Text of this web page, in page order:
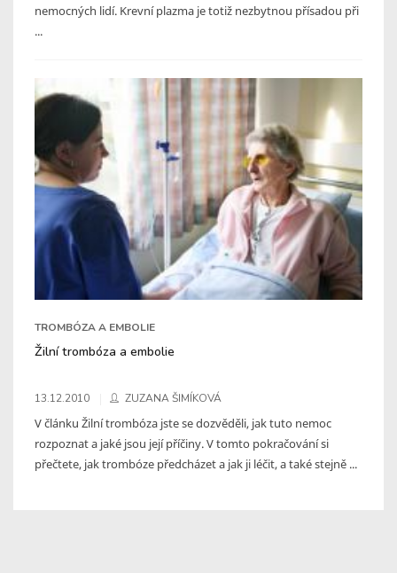
nemocných lidí. Krevní plazma je totiž nezbytnou přísadou při
...
TROMBÓZA A EMBOLIE
Žilní trombóza a embolie
13.12.2010 ZUZANA ŠIMÍKOVÁ
V článku Žilní trombóza jste se dozvěděli, jak tuto nemoc
rozpoznat a jaké jsou její příčiny. V tomto pokračování si
přečtete, jak trombóze předcházet a jak ji léčit, a také stejně ...